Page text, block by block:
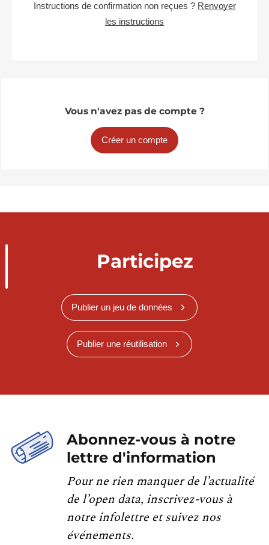
Instructions de confirmation non reçues ? Renvoyer
les instructions
Vous n'avez pas de compte ?
Créer un compte
Participez
Publier un jeu de données
Publier une réutilisation
Abonnez-vous à notre
lettre d'information
Pour ne rien manquer de l’actualité
de l’open data, inscrivez-vous à
notre infolettre et suivez nos
événements.